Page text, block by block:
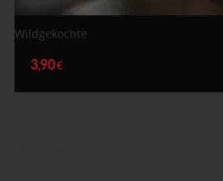
Wildgekochte
3,90€